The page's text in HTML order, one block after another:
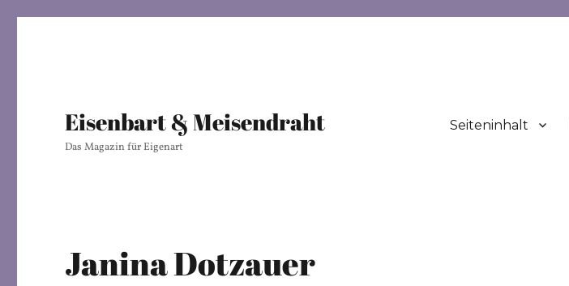
Eisenbart & Meisendraht
Das Magazin für Eigenart
Seiteninhalt
Janina Dotzauer